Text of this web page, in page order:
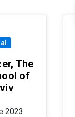
The
of
2023